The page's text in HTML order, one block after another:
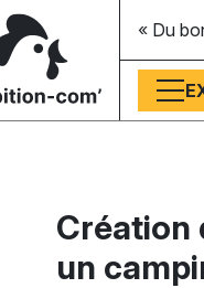
« Du
Création
un